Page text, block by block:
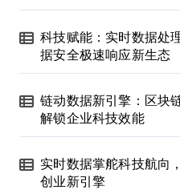
科技赋能：实时数据处
据安全极速响应新生态
链动数据新引擎：区块
解锁企业科技效能
实时数据掌舵科技航向
创业新引擎